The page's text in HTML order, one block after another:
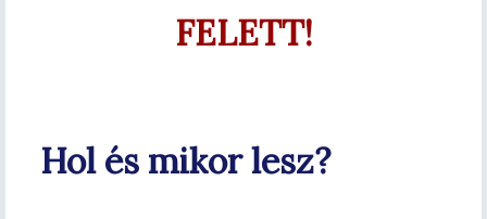
FELETT!
Hol és mikor lesz?